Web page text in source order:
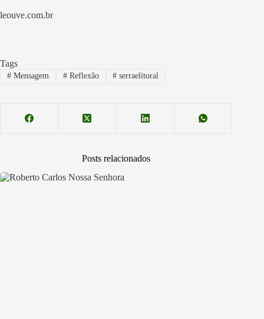
leouve.com.br
Tags
#Mensagem #Reflexão # serraelitoral
Posts relacionados